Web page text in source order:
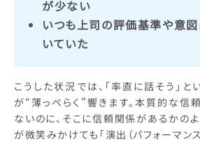
が少ない
いつも上司の評価基準や意
いていた
こうした状況では、「率直に話そう」
が“薄っぺらく”響きます。本質的な信
ないのに、そこに信頼関係があるかの
が微笑みかけても「演出（パフォーマン